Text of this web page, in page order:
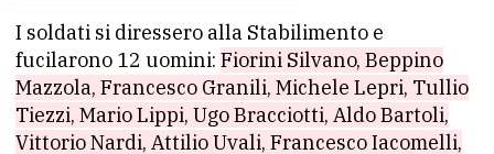
I soldati si diressero alla Stabilimento e
fucilarono 12 uomini: Fiorini Silvano, Beppino
Mazzola, Francesco Granili, Michele Lepri, Tullio
Tiezzi, Mario Lippi, Ugo Bracciotti, Aldo Bartoli,
Vittorio Nardi, Attilio Uvali, Francesco Iacomelli,